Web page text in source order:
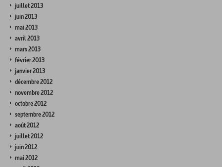
juillet 2013
juin 2013
mai 2013
avril 2013
mars 2013
février 2013
janvier 2013
décembre 2012
novembre 2012
octobre 2012
septembre 2012
août 2012
juillet 2012
juin 2012
mai 2012